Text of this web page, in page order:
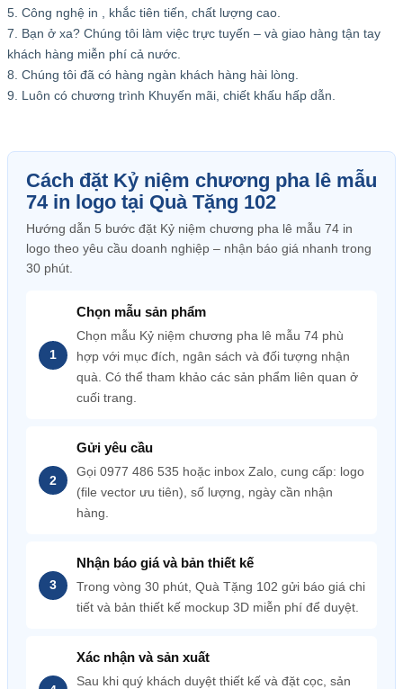
5. Công nghệ in , khắc tiên tiến, chất lượng cao.
7. Bạn ở xa? Chúng tôi làm việc trực tuyến – và giao hàng tận tay
khách hàng miễn phí cả nước.
8. Chúng tôi đã có hàng ngàn khách hàng hài lòng.
9. Luôn có chương trình Khuyến mãi, chiết khấu hấp dẫn.
Cách đặt Kỷ niệm chương pha lê mẫu
74 in logo tại Quà Tặng 102
Hướng dẫn 5 bước đặt Kỷ niệm chương pha lê mẫu 74 in
logo theo yêu cầu doanh nghiệp – nhận báo giá nhanh trong
30 phút.
Chọn mẫu sản phẩm
Chọn mẫu Kỷ niệm chương pha lê mẫu 74 phù
hợp với mục đích, ngân sách và đối tượng nhận
quà. Có thể tham khảo các sản phẩm liên quan ở
cuối trang.
Gửi yêu cầu
Gọi 0977 486 535 hoặc inbox Zalo, cung cấp: logo
(file vector ưu tiên), số lượng, ngày cần nhận
hàng.
Nhận báo giá và bản thiết kế
Trong vòng 30 phút, Quà Tặng 102 gửi báo giá chi
tiết và bản thiết kế mockup 3D miễn phí để duyệt.
Xác nhận và sản xuất
Sau khi quý khách duyệt thiết kế và đặt cọc, sản